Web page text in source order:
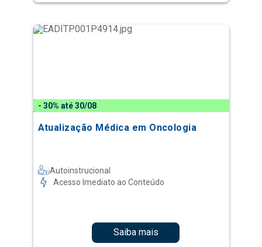
- 30% até 30/08
Atualização Médica em Oncologia
Autoinstrucional
Acesso Imediato ao Conteúdo
Saiba mais